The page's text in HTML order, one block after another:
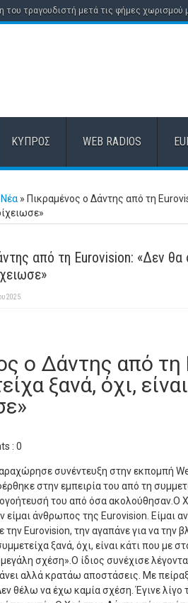
του τραγουδιστή μετά τις φήμες χωρισμού
ΚΎΠΡΟΣ WEB RADIOS
» Πικραμένος ο Δάντης από τη
από τη Eurovision: «Δεν θα
2025
ο Δάντης από
ξανά, όχι,
: 0
συνέντευξη στην εκπομπή
στην εμπειρία του από τη
του από όσα ακολούθησαν.Ο
είμαι άνθρωπος της Eurovision. Είμαι
Eurovision, την αγαπάνε για να την
ξανά, όχι, είναι κάτι που με
σχέση».Ο ίδιος συνέχισε
αλλά κρατάω αποστάσεις. Με
θέλω να έχω καμία σχέση. Έγινε λίγο